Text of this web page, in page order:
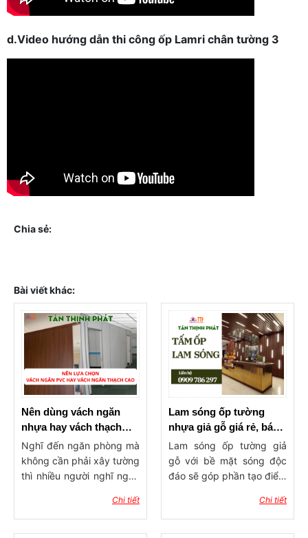
d.Video hướng dẫn thi công ốp Lamri chân tường 3
Chia sẻ:
Bài viết khác:
Nên dùng vách ngăn
nhựa hay vách thạch
cao ngăn phòng?
Nghĩ đến ngăn phòng mà
không cần phải xây tường
thì nhiều người nghĩ ngay
biến hiện nay đó là vách
ngăn nhựa và vách thạch
Chi tiết
Lam sóng ốp tường
nhựa giả gỗ giá rẻ, báo
giá lam ốp tường, trần
Lam sóng ốp tường giả
gỗ với bề mặt sóng độc
đáo sẽ góp phần tạo điểm
trình xây dựng. Sản phẩm
có tính ứng dụng rộng rãi,
Chi tiết